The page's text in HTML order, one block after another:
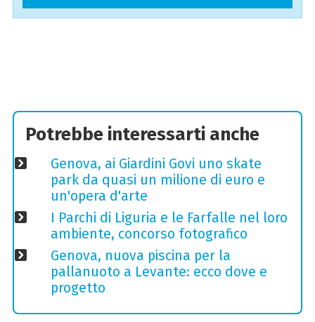
Potrebbe interessarti anche
Genova, ai Giardini Govi uno skate
park da quasi un milione di euro e
un'opera d'arte
I Parchi di Liguria e le Farfalle nel loro
ambiente, concorso fotografico
Genova, nuova piscina per la
pallanuoto a Levante: ecco dove e
progetto